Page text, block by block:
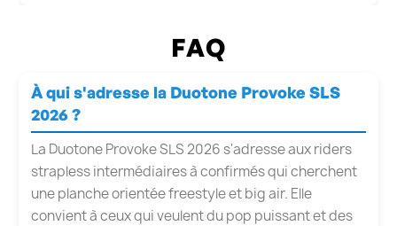
FAQ
À qui s'adresse la Duotone Provoke SLS
2026 ?
La Duotone Provoke SLS 2026 s'adresse aux riders
strapless intermédiaires à confirmés qui cherchent
une planche orientée freestyle et big air. Elle
convient à ceux qui veulent du pop puissant et des